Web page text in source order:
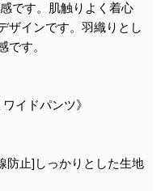
です。肌触りよく着心
ザインです。羽織りとし
す。
イドパンツ》
防止]しっかりとした生地